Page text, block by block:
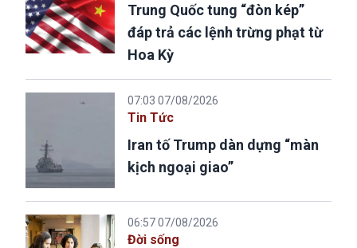
Trung Quốc tung “đòn kép”
đáp trả các lệnh trừng phạt từ
Hoa Kỳ
07:03 07/08/2026
Tin Tức
Iran tố Trump dàn dựng “màn
kịch ngoại giao”
06:57 07/08/2026
Đời sống